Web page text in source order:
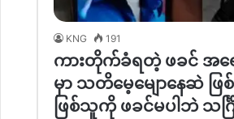
KNG 191
ကားတိုက်ခံရတဲ့ ဖခင် အရေ
မှာ သတိမေ့မျောနေဆဲ
ဖြစ်သူကို ဖခင်မပါဘဲ သ